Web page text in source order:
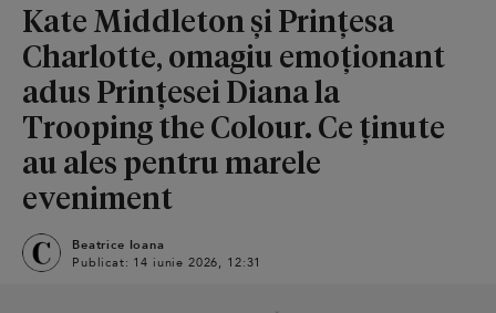
Sensibilă
Puternică
Kate Middleton și Prințesa
Charlotte, omagiu emoționant
adus Prințesei Diana la
Trooping the Colour. Ce ținute
au ales pentru marele
eveniment
Beatrice Ioana
Publicat: 14 iunie 2026, 12:31